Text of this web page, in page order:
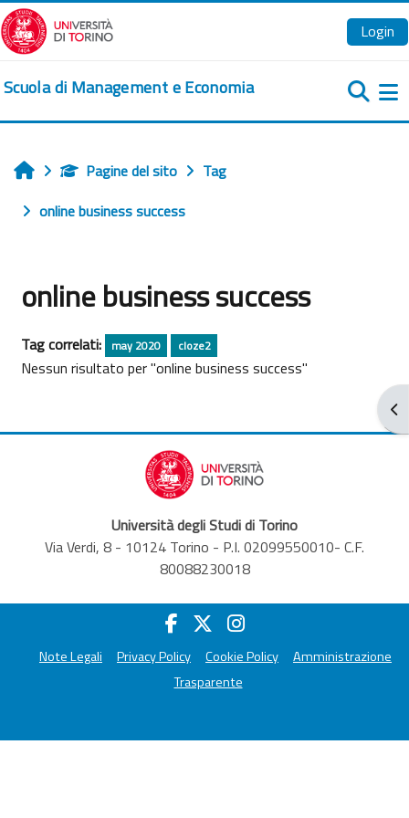
Vai al contenuto principale
Login
Scuola di Management e Economia
HomePagine del sito
Tag
online business success
online business success
Tag correlati: may 2020 cloze2
Nessun risultato per "online business success"
Università degli Studi di Torino
Via Verdi, 8 - 10124 Torino - P.I. 02099550010- C.F.
80088230018
Note Legali Privacy Policy Cookie Policy
Amministrazione
Trasparente